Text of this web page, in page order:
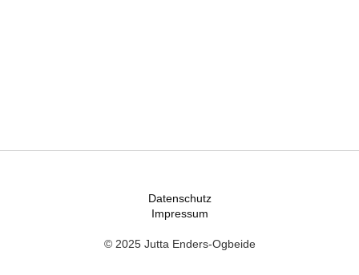
Datenschutz
Impressum
© 2025 Jutta Enders-Ogbeide